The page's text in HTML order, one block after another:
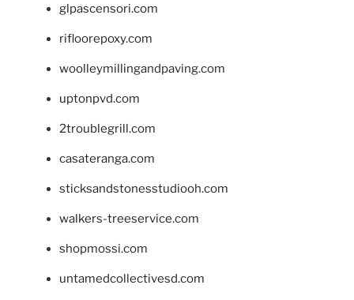
glpascensori.com
rifloorepoxy.com
woolleymillingandpaving.com
uptonpvd.com
2troublegrill.com
casateranga.com
sticksandstonesstudiooh.com
walkers-treeservice.com
shopmossi.com
untamedcollectivesd.com